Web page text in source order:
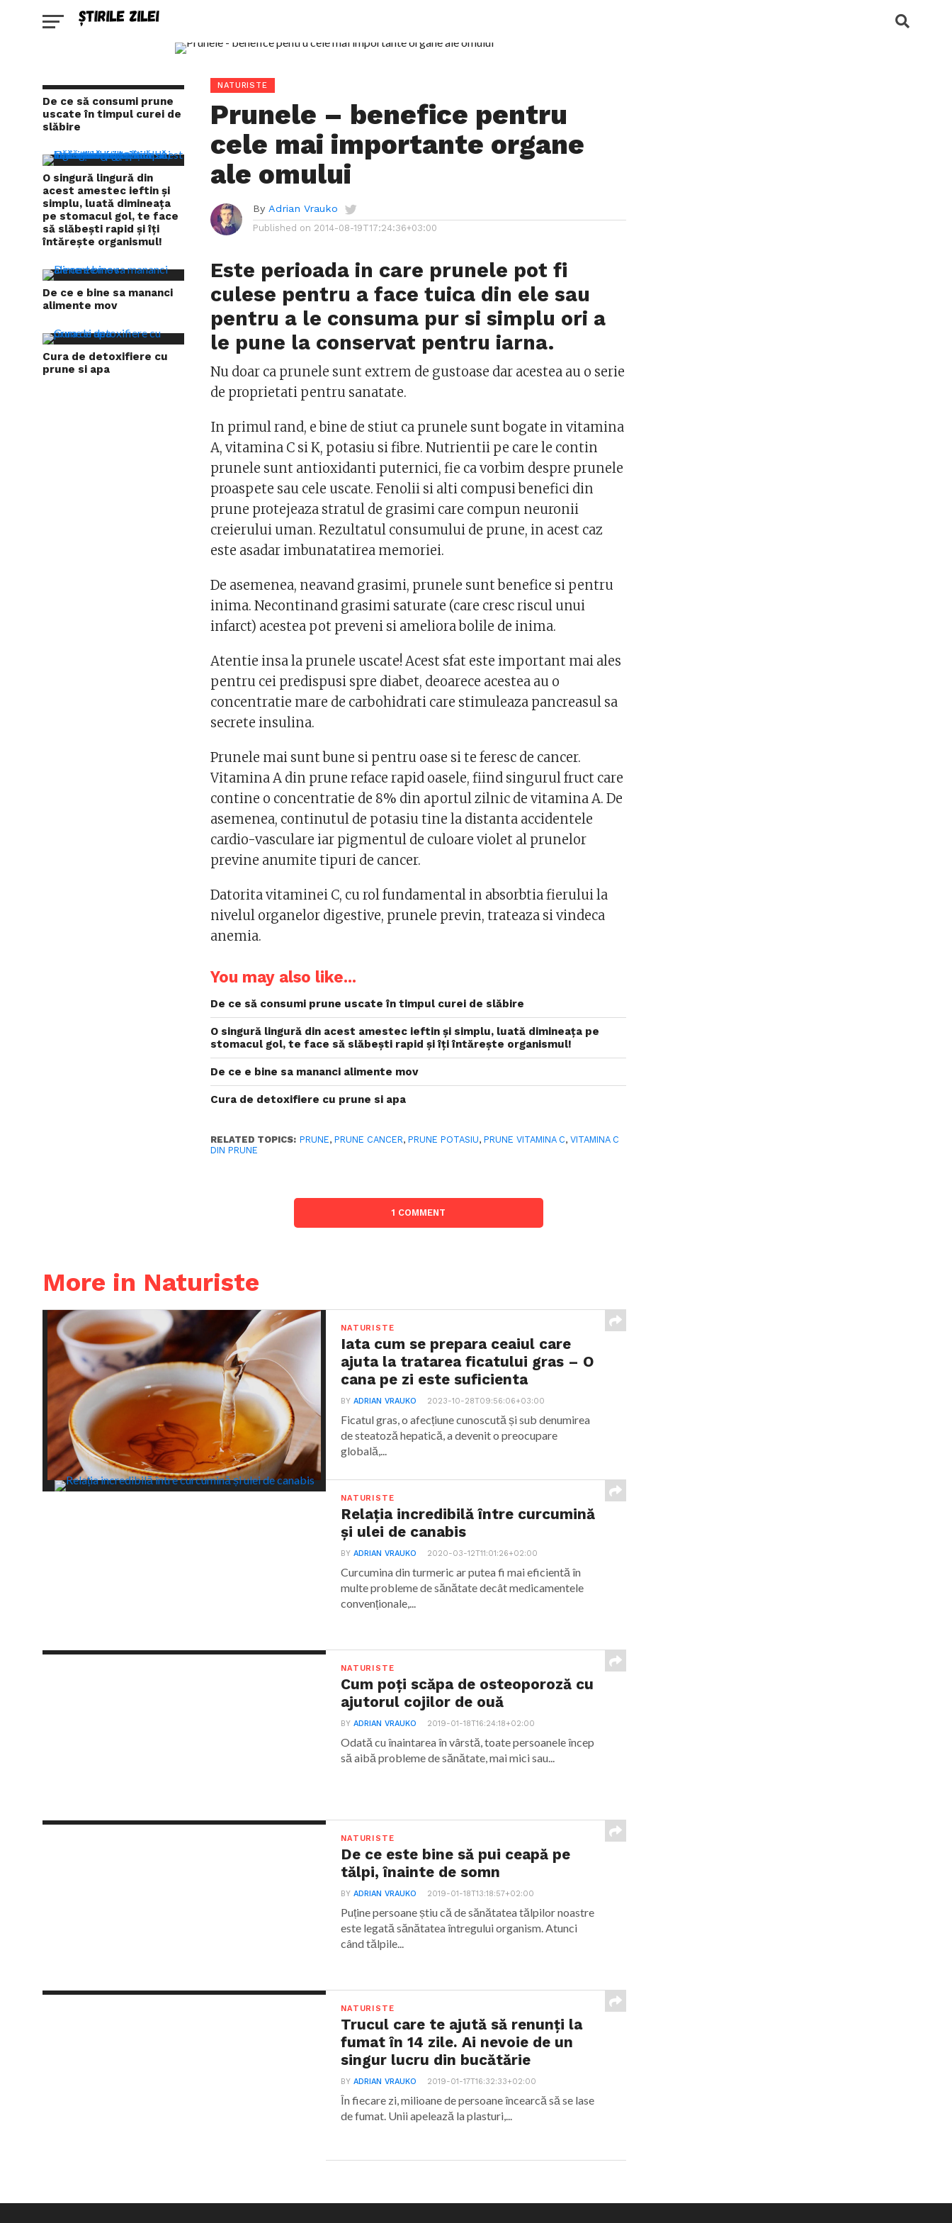
De ce să consumi prune
uscate în timpul curei de
slăbire
O singură lingură din
acest amestec ieftin și
simplu, luată dimineața
pe stomacul gol, te face
să slăbești rapid și îți
întărește organismul!
De ce e bine sa mananci
alimente mov
Cura de detoxifiere cu
prune si apa
NATURISTE
Prunele – benefice pentru
cele mai importante organe
ale omului
By Adrian Vrauko
Published on 2014-08-19T17:24:36+03:00
Este perioada in care prunele pot fi
culese pentru a face tuica din ele sau
pentru a le consuma pur si simplu ori a
le pune la conservat pentru iarna.
Nu doar ca prunele sunt extrem de gustoase dar acestea au o serie
de proprietati pentru sanatate.
In primul rand, e bine de stiut ca prunele sunt bogate in vitamina
A, vitamina C si K, potasiu si fibre. Nutrientii pe care le contin
prunele sunt antioxidanti puternici, fie ca vorbim despre prunele
proaspete sau cele uscate. Fenolii si alti compusi benefici din
prune protejeaza stratul de grasimi care compun neuronii
creierului uman. Rezultatul consumului de prune, in acest caz
este asadar imbunatatirea memoriei.
De asemenea, neavand grasimi, prunele sunt benefice si pentru
inima. Necontinand grasimi saturate (care cresc riscul unui
infarct) acestea pot preveni si ameliora bolile de inima.
Atentie insa la prunele uscate! Acest sfat este important mai ales
pentru cei predispusi spre diabet, deoarece acestea au o
concentratie mare de carbohidrati care stimuleaza pancreasul sa
secrete insulina.
Prunele mai sunt bune si pentru oase si te feresc de cancer.
Vitamina A din prune reface rapid oasele, fiind singurul fruct care
contine o concentratie de 8% din aportul zilnic de vitamina A. De
asemenea, continutul de potasiu tine la distanta accidentele
cardio-vasculare iar pigmentul de culoare violet al prunelor
previne anumite tipuri de cancer.
Datorita vitaminei C, cu rol fundamental in absorbtia fierului la
nivelul organelor digestive, prunele previn, trateaza si vindeca
anemia.
You may also like...
De ce să consumi prune uscate în timpul curei de slăbire
O singură lingură din acest amestec ieftin și simplu, luată dimineața pe
stomacul gol, te face să slăbești rapid și îți întărește organismul!
De ce e bine sa mananci alimente mov
Cura de detoxifiere cu prune si apa
RELATED TOPICS: PRUNE,PRUNE CANCER,PRUNE POTASIU,PRUNE VITAMINA C,VITAMINA C
DIN PRUNE
1 COMMENT
More in Naturiste
NATURISTE
Iata cum se prepara ceaiul care
ajuta la tratarea ficatului gras – O
cana pe zi este suficienta
BYADRIAN VRAUKO 2023-10-28T09:56:06+03:00
Ficatul gras, o afecțiune cunoscută și sub denumirea
de steatoză hepatică, a devenit o preocupare
globală,...
NATURISTE
Relația incredibilă între curcumină
și ulei de canabis
BYADRIAN VRAUKO 2020-03-12T11:01:26+02:00
Curcumina din turmeric ar putea fi mai eficientă în
multe probleme de sănătate decât medicamentele
convenționale,...
NATURISTE
Cum poți scăpa de osteoporoză cu
ajutorul cojilor de ouă
BYADRIAN VRAUKO 2019-01-18T16:24:18+02:00
Odată cu înaintarea în vârstă, toate persoanele încep
să aibă probleme de sănătate, mai mici sau...
NATURISTE
De ce este bine să pui ceapă pe
tălpi, înainte de somn
BYADRIAN VRAUKO 2019-01-18T13:18:57+02:00
Puține persoane știu că de sănătatea tălpilor noastre
este legată sănătatea întregului organism. Atunci
când tălpile...
NATURISTE
Trucul care te ajută să renunți la
fumat în 14 zile. Ai nevoie de un
singur lucru din bucătărie
BYADRIAN VRAUKO 2019-01-17T16:32:33+02:00
În fiecare zi, milioane de persoane încearcă să se lase
de fumat. Unii apelează la plasturi,...